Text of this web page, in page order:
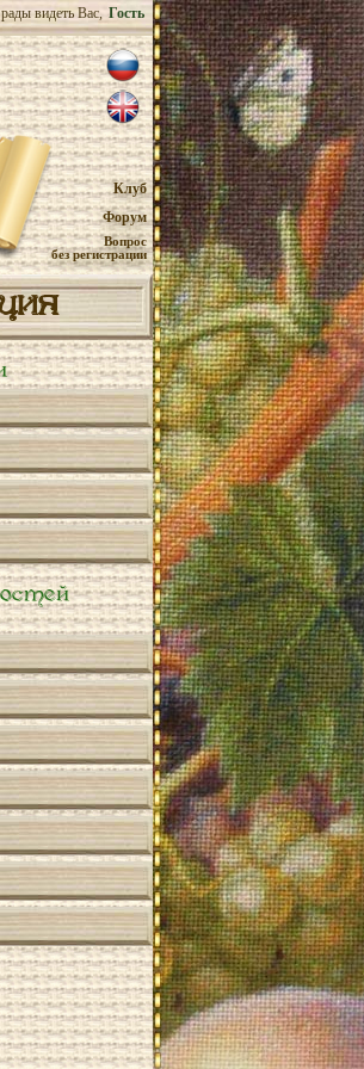
видеть Вас, Гость
Клуб
Форум
Вопрос
без регистрации